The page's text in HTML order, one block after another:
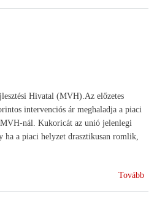
Hivatal (MVH).Az előzetes
intervenciós ár meghaladja a piaci
MVH-nál. Kukoricát az unió jelenlegi
ha a piaci helyzet drasztikusan romlik,
Tovább